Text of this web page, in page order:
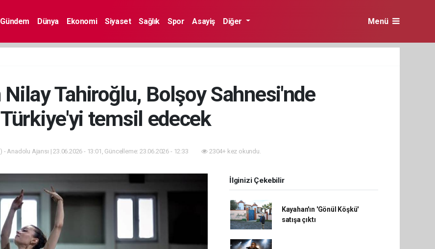
Gündem Dünya Ekonomi Siyaset Sağlık Spor Asayiş Diğer Menü
Tahiroğlu, Bolşoy Sahnesi'nde
Türkiye'yi temsil edecek
- Anadolu Ajansı | 23.06.2026 - 13:01, Güncelleme: 23.06.2026 - 12:33 2304+ kez okundu.
İlginizi Çekebilir
Kayahan'ın 'Gönül Köşkü'
satışa çıktı